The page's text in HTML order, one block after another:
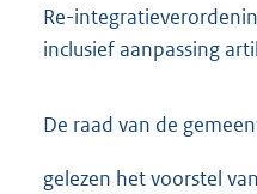
Re-
inclusief aanpassing
De raad van de
gelezen het voorstel